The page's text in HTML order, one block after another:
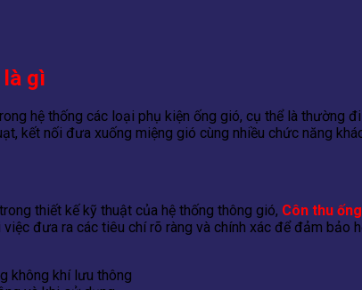
gì
hệ thống các loại phụ kiện ống gió, cụ thể là thường
kết nối đưa xuống miệng gió cùng nhiều chức năng
thiết kế kỹ thuật của hệ thống thông gió, Côn thu
đưa ra các tiêu chí rõ ràng và chính xác để đảm bảo
không khí lưu thông